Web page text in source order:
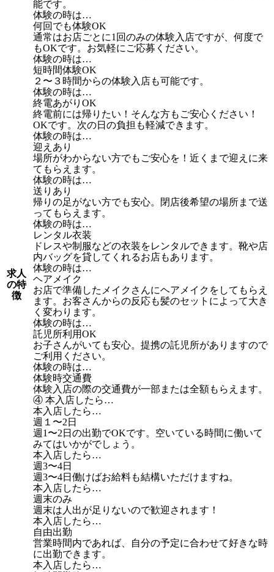
求人
の特
徴
能です。
体験の時は…
何回でも体験OK
通常はお店ごとに1回のみの体験入店ですが、何度で
もOKです。お気軽にご応募ください。
体験の時は…
短時間体験OK
２〜３時間からの体験入店も可能です。
体験の時は…
終電あがりOK
終電前には帰りたい！そんな方もご安心ください！
OKです。次の日の負担も軽減できます。
体験の時は…
迎えあり
場所がわからない方でもご安心を！近くまで迎えに来
てもらえます。
体験の時は…
送りあり
帰りの足がない方でも安心。閉店後希望の場所まで送
ってもらえます。
体験の時は…
レンタル衣装
ドレスや制服などの衣装をレンタルできます。靴や店
内バッグを貸してくれるお店もあります。
体験の時は…
ヘアメイク
お店で準備したメイクさんにヘアメイクをしてもらえ
ます。お客さんからの反応も髪のセットによって大き
く変わります。
体験の時は…
託児所利用OK
お子さんがいても安心。提携の託児所がありますので
ご利用ください。
体験の時は…
体験時交通費
体験入店の際の交通費が一部または全額もらえます。
④ 本入店したら…
本入店したら…
週１〜2日
週1〜2日の出勤でOKです。空いている時間に働いて
みてはいかがでしょう。
本入店したら…
週3〜4日
週3〜4日働けばお給料も結構いただけますね。
本入店したら…
週末のみ
週末は人出が足りないので歓迎されます！
本入店したら…
自由出勤
営業時間内であれば、自分の予定に合わせて好きな時
に出勤できます。
本入店したら…